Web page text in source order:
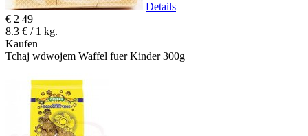
Details
€ 2 49
8.3 € / 1 kg.
Kaufen
Tchaj wdwojem Waffel fuer Kinder 300g